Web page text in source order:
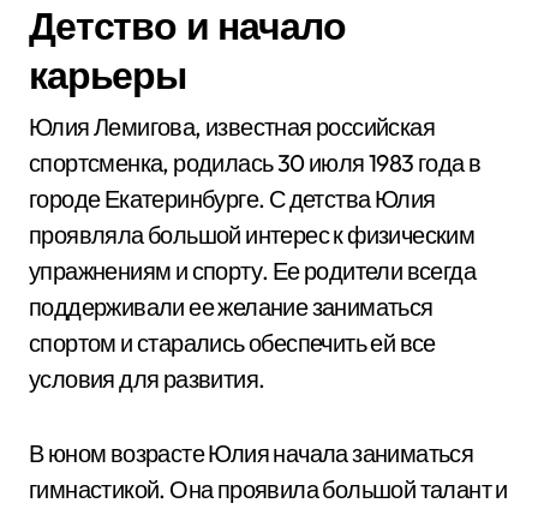
Детство и начало
карьеры
Юлия Лемигова, известная российская
спортсменка, родилась 30 июля 1983 года в
городе Екатеринбурге. С детства Юлия
проявляла большой интерес к физическим
упражнениям и спорту. Ее родители всегда
поддерживали ее желание заниматься
спортом и старались обеспечить ей все
условия для развития.
В юном возрасте Юлия начала заниматься
гимнастикой. Она проявила большой талант и